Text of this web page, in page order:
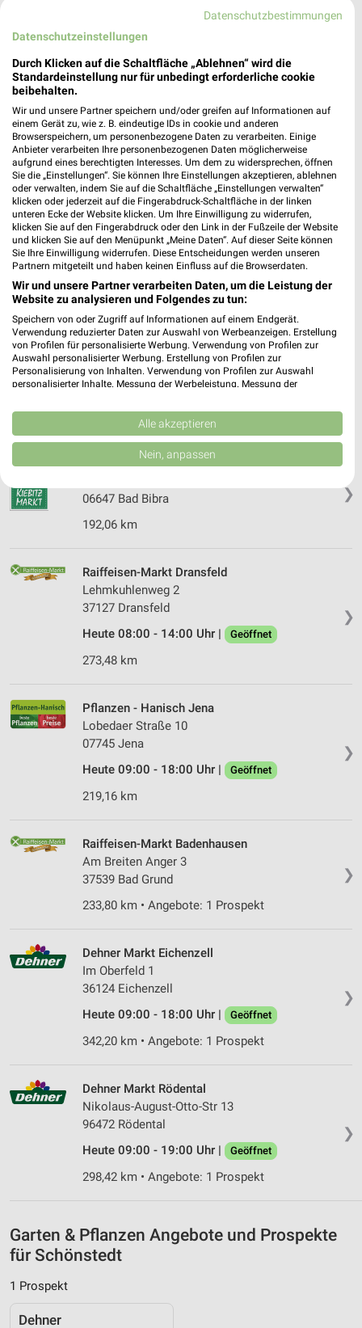
Heute 09:00 - 18:00 Uhr |
Geöffnet
227,08 km • Angebote: 1 Prospekt
Kiebitz Markt Philippsthal
36269 Philippsthal
Heute 09:00 - 15:00 Uhr | Geöffnet
300,62 km
Raiffeisen-Markt Groß Schneen Friedland
Ludolfshäuser Str. 2a
37133 Friedland
Heute 08:00 - 14:00 Uhr | Geöffnet
266,58 km
Raiffeisen-Markt Elbingerode
Raiffeisenplatz 1
37412 Elbingerode
233,90 km • Angebote: 1 Prospekt
❯
Kiebitz Markt Bad Bibra
06647 Bad Bibra
192,06 km
❯
Raiffeisen-Markt Dransfeld
Lehmkuhlenweg 2
37127 Dransfeld
Heute 08:00 - 14:00 Uhr |
Geöffnet
273,48 km
❯
Pflanzen - Hanisch Jena
Lobedaer Straße 10
07745 Jena
Heute 09:00 - 18:00 Uhr |
Geöffnet
219,16 km
❯
Raiffeisen-Markt Badenhausen
Am Breiten Anger 3
37539 Bad Grund
233,80 km • Angebote: 1 Prospekt
❯
Dehner Markt Eichenzell
Im Oberfeld 1
36124 Eichenzell
Heute 09:00 - 18:00 Uhr |
Geöffnet
342,20 km • Angebote: 1 Prospekt
❯
Dehner Markt Rödental
Nikolaus-August-Otto-Str 13
96472 Rödental
Heute 09:00 - 19:00 Uhr |
Geöffnet
298,42 km • Angebote: 1 Prospekt
Garten & Pflanzen Angebote und Prospekte
für Schönstedt
1 Prospekt
Dehner
Datenschutzbestimmungen
Datenschutzeinstellungen
Durch Klicken auf die Schaltfläche „Ablehnen“ wird die
Standardeinstellung nur für unbedingt erforderliche cookie
beibehalten.
Wir und unsere Partner speichern und/oder greifen auf Informationen auf
einem Gerät zu, wie z. B. eindeutige IDs in cookie und anderen
Browserspeichern, um personenbezogene Daten zu verarbeiten. Einige
Anbieter verarbeiten Ihre personenbezogenen Daten möglicherweise
aufgrund eines berechtigten Interesses. Um dem zu widersprechen, öffnen
Sie die „Einstellungen“. Sie können Ihre Einstellungen akzeptieren, ablehnen
oder verwalten, indem Sie auf die Schaltfläche „Einstellungen verwalten“
klicken oder jederzeit auf die Fingerabdruck-Schaltfläche in der linken
unteren Ecke der Website klicken. Um Ihre Einwilligung zu widerrufen,
klicken Sie auf den Fingerabdruck oder den Link in der Fußzeile der Website
und klicken Sie auf den Menüpunkt „Meine Daten“. Auf dieser Seite können
Sie Ihre Einwilligung widerrufen. Diese Entscheidungen werden unseren
Partnern mitgeteilt und haben keinen Einfluss auf die Browserdaten.
Wir und unsere Partner verarbeiten Daten, um die Leistung der
Website zu analysieren und Folgendes zu tun:
Speichern von oder Zugriff auf Informationen auf einem Endgerät.
Verwendung reduzierter Daten zur Auswahl von Werbeanzeigen. Erstellung
von Profilen für personalisierte Werbung. Verwendung von Profilen zur
Auswahl personalisierter Werbung. Erstellung von Profilen zur
Personalisierung von Inhalten. Verwendung von Profilen zur Auswahl
personalisierter Inhalte. Messung der Werbeleistung. Messung der
Kombinationen von Daten aus verschiedenen Quellen. Entwicklung und
Verbesserung der Angebote. Verwendung reduzierter Daten zur Auswahl
von Inhalten.
Daten können außerhalb der Europäischen Union weitergegeben und in die
USA gesendet werden.
Website/App.
Partnerliste anzeigen (1 IAB-Anbieter)
Speichern von oder Zugriff auf Informationen
auf einem Endgerät
Verwendung reduzierter Daten zur Auswahl von
Werbeanzeigen
Verwendung von Profilen zur Auswahl
personalisierter Werbung
Erstellung von Profilen zur Personalisierung
Messung der Werbeleistung
Quellen
Entwicklung und Verbesserung der Angebote
Verwendung reduzierter Daten zur Auswahl von
Verwendung genauer Standortdaten
Geräte anhand von aktiv angeforderten
Informationen identifizieren
Funktional
Werbung
Alle akzeptieren
Nein, anpassen